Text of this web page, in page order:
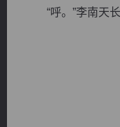
“呼。”李南天长